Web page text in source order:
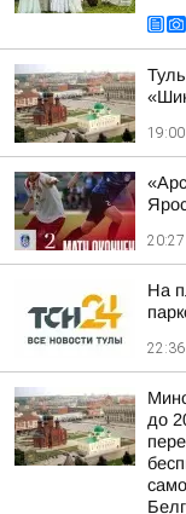
19:00
20:27
На
22:36
до